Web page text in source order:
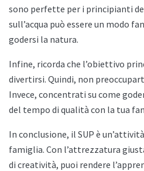
sono perfette per i principianti
sull’acqua può essere un modo
godersi la natura.
Infine, ricorda che l’obiettivo
divertirsi. Quindi, non
Invece, concentrati su come
del tempo di qualità con la tua
In conclusione, il SUP è
famiglia. Con l’attrezzatura
di creatività, puoi rendere